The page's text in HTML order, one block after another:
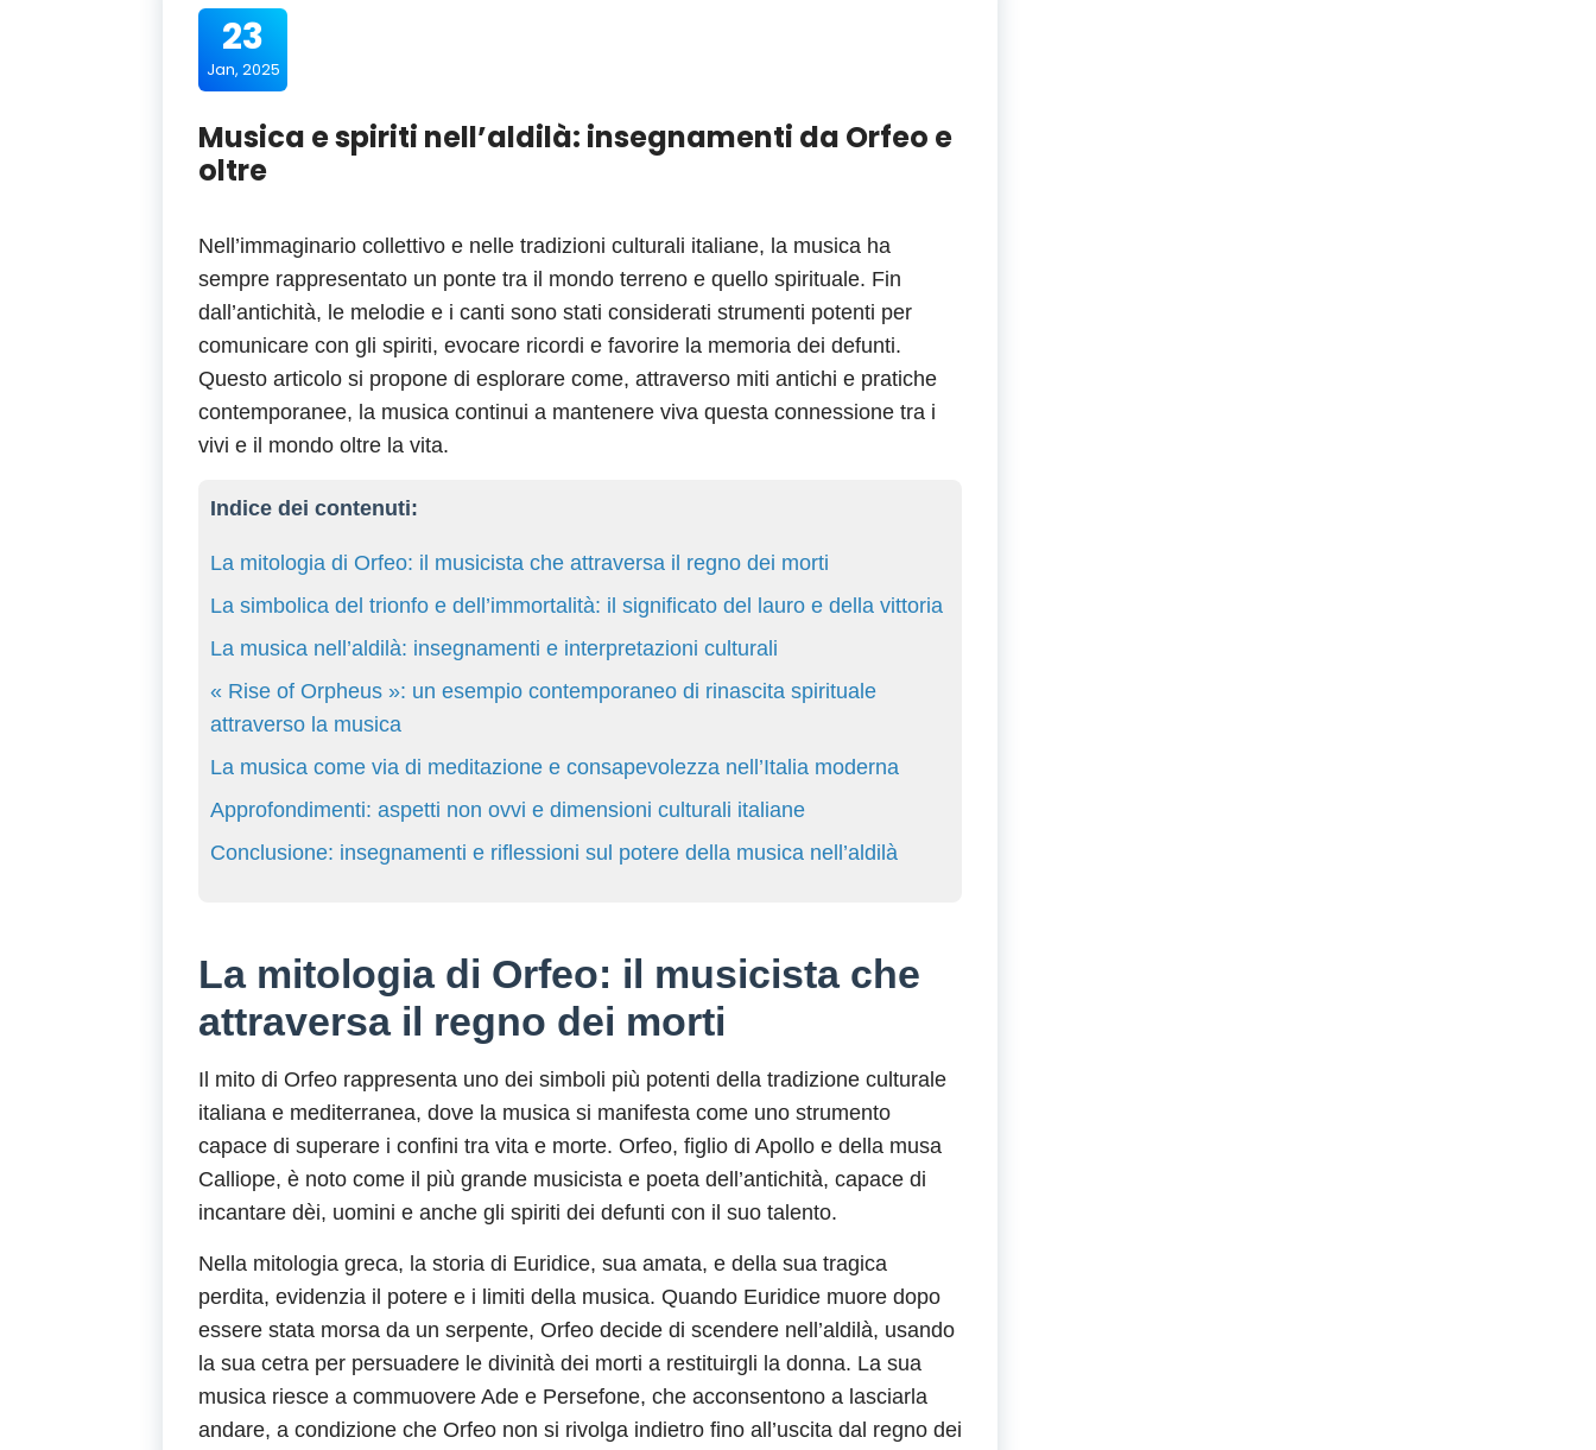
23
Jan, 2025
Musica e spiriti nell’aldilà: insegnamenti da Orfeo e
oltre
Nell’immaginario collettivo e nelle tradizioni culturali italiane, la musica ha
sempre rappresentato un ponte tra il mondo terreno e quello spirituale. Fin
dall’antichità, le melodie e i canti sono stati considerati strumenti potenti per
comunicare con gli spiriti, evocare ricordi e favorire la memoria dei defunti.
Questo articolo si propone di esplorare come, attraverso miti antichi e pratiche
contemporanee, la musica continui a mantenere viva questa connessione tra i
vivi e il mondo oltre la vita.
Indice dei contenuti:
La mitologia di Orfeo: il musicista che attraversa il regno dei morti
La simbolica del trionfo e dell’immortalità: il significato del lauro e della vittoria
La musica nell’aldilà: insegnamenti e interpretazioni culturali
« Rise of Orpheus »: un esempio contemporaneo di rinascita spirituale
attraverso la musica
La musica come via di meditazione e consapevolezza nell’Italia moderna
Approfondimenti: aspetti non ovvi e dimensioni culturali italiane
Conclusione: insegnamenti e riflessioni sul potere della musica nell’aldilà
La mitologia di Orfeo: il musicista che
attraversa il regno dei morti
Il mito di Orfeo rappresenta uno dei simboli più potenti della tradizione culturale
italiana e mediterranea, dove la musica si manifesta come uno strumento
capace di superare i confini tra vita e morte. Orfeo, figlio di Apollo e della musa
Calliope, è noto come il più grande musicista e poeta dell’antichità, capace di
incantare dèi, uomini e anche gli spiriti dei defunti con il suo talento.
Nella mitologia greca, la storia di Euridice, sua amata, e della sua tragica
perdita, evidenzia il potere e i limiti della musica. Quando Euridice muore dopo
essere stata morsa da un serpente, Orfeo decide di scendere nell’aldilà, usando
la sua cetra per persuadere le divinità dei morti a restituirgli la donna. La sua
musica riesce a commuovere Ade e Persefone, che acconsentono a lasciarla
andare, a condizione che Orfeo non si rivolga indietro fino all’uscita dal regno dei